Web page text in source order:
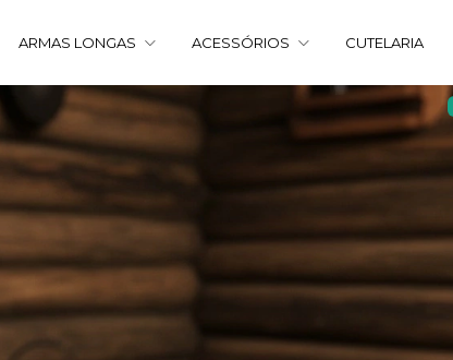
ARMAS LONGAS ACESSÓRIOS CUTELARIA